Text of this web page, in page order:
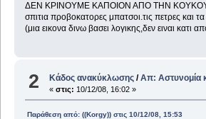
ΔΕΝ ΚΡΙΝΟΥΜΕ ΚΑΠΟΙΟΝ ΑΠΟ ΤΗΝ ΚΟΥΚΟΥΛΑ ΠΟΥ
σπιτια προβοκατορες μπατσοι.τις πετρες και
(μια εικονα δινω βασει λογικης,δεν ειναι κατι
2 Κάδος ανακύκλωσης /Απ: Aστυνομία
«στις: 10/12/08, 16:02 »
Παράθεση από: ((Korgy)) στις 10/12/08, 15:53